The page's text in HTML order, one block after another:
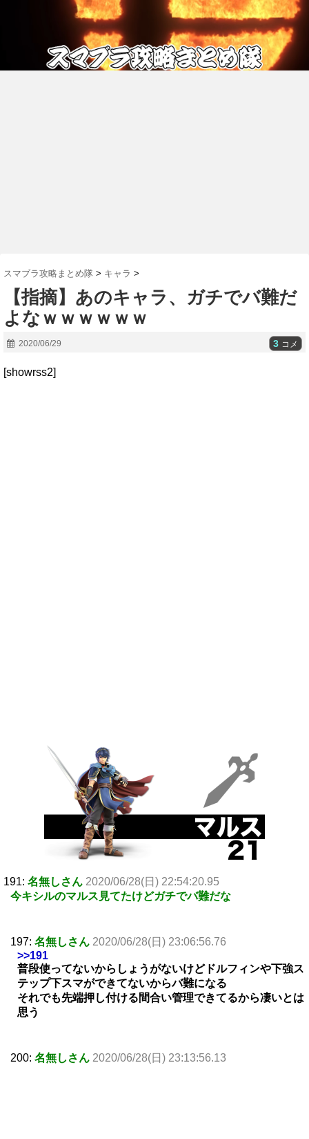
スマブラ攻略まとめ隊 > キャラ >
【指摘】あのキャラ、ガチでバ難だ
よなｗｗｗｗｗｗ
2020/06/29 3 コメ
[showrss2]
191: 名無しさん 2020/06/28(日) 22:54:20.95
今キシルのマルス見てたけどガチでバ難だな
197: 名無しさん 2020/06/28(日) 23:06:56.76
>>191
普段使ってないからしょうがないけどドルフィンや下強ス
テップ下スマができてないからバ難になる
それでも先端押し付ける間合い管理できてるから凄いとは
思う
200: 名無しさん 2020/06/28(日) 23:13:56.13